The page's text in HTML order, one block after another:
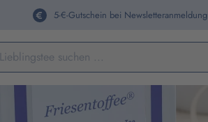
5-€-Gutschein bei Newsletteranmeldung
Keine Suchergebnisse gefunden.